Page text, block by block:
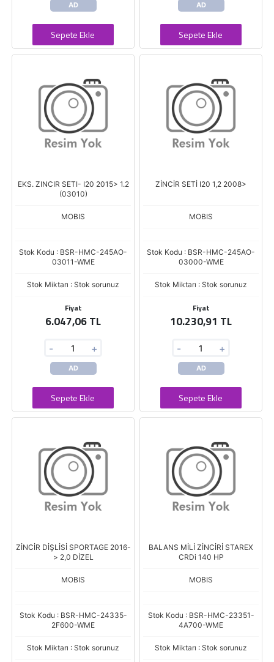
AD
Sepete Ekle
AD
Sepete Ekle
EKS. ZINCIR SETI- I20 2015> 1.2
(03010)
MOBIS
Stok Kodu : BSR-HMC-245AO-
03011-WME
Stok Miktarı : Stok sorunuz
Fiyat
6.047,06 TL
- +
AD
Sepete Ekle
ZİNCİR SETİ I20 1,2 2008>
MOBIS
Stok Kodu : BSR-HMC-245AO-
03000-WME
Stok Miktarı : Stok sorunuz
Fiyat
10.230,91 TL
- +
AD
Sepete Ekle
ZİNCİR DİŞLİSİ SPORTAGE 2016-
> 2,0 DİZEL
MOBIS
Stok Kodu : BSR-HMC-24335-
2F600-WME
Stok Miktarı : Stok sorunuz
BALANS MİLİ ZİNCİRİ STAREX
CRDi 140 HP
MOBIS
Stok Kodu : BSR-HMC-23351-
4A700-WME
Stok Miktarı : Stok sorunuz